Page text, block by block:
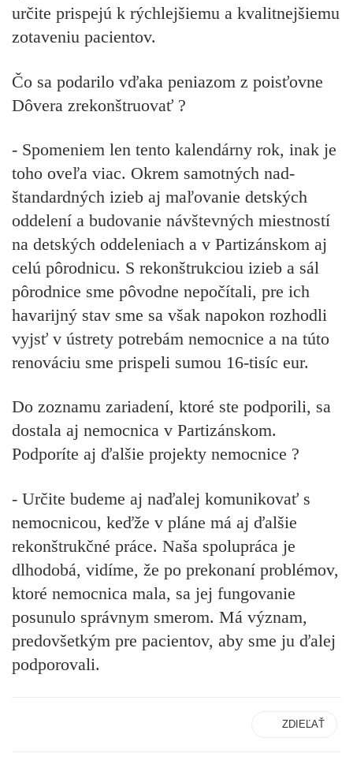
určite prispejú k rýchlejšiemu a kvalitnejšiemu
zotaveniu pacientov.
Čo sa podarilo vďaka peniazom z poisťovne
Dôvera zrekonštruovať ?
- Spomeniem len tento kalendárny rok, inak je
toho oveľa viac. Okrem samotných nad-
štandardných izieb aj maľovanie detských
oddelení a budovanie návštevných miestností
na detských oddeleniach a v Partizánskom aj
celú pôrodnicu. S rekonštrukciou izieb a sál
pôrodnice sme pôvodne nepočítali, pre ich
havarijný stav sme sa však napokon rozhodli
vyjsť v ústrety potrebám nemocnice a na túto
renováciu sme prispeli sumou 16-tisíc eur.
Do zoznamu zariadení, ktoré ste podporili, sa
dostala aj nemocnica v Partizánskom.
Podporíte aj ďalšie projekty nemocnice ?
- Určite budeme aj naďalej komunikovať s
nemocnicou, keďže v pláne má aj ďalšie
rekonštrukčné práce. Naša spolupráca je
dlhodobá, vidíme, že po prekonaní problémov,
ktoré nemocnica mala, sa jej fungovanie
posunulo správnym smerom. Má význam,
predovšetkým pre pacientov, aby sme ju ďalej
podporovali.
ZDIEĽAŤ